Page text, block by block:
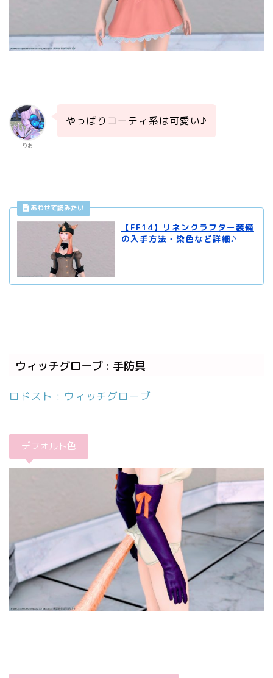
りお
やっぱりコーティ系は可愛い♪
【FF14】リネンクラフター装備
の入手方法・染色など詳細♪
ウィッチグローブ : 手防具
ロドスト : ウィッチグローブ
デフォルト色